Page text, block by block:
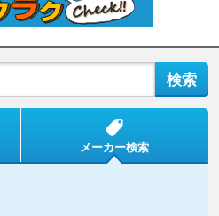
メーカー検索